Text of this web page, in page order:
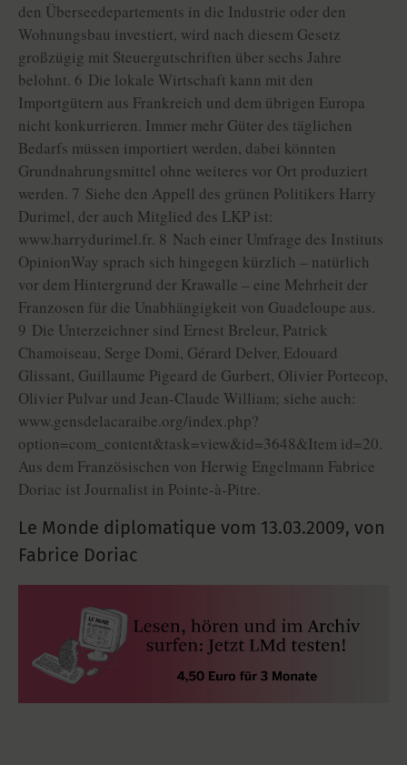
den Überseedepartements in die Industrie oder den
Wohnungsbau investiert, wird nach diesem Gesetz
großzügig mit Steuergutschriften über sechs Jahre
belohnt. 6 Die lokale Wirtschaft kann mit den
Importgütern aus Frankreich und dem übrigen Europa
nicht konkurrieren. Immer mehr Güter des täglichen
Bedarfs müssen importiert werden, dabei könnten
Grundnahrungsmittel ohne weiteres vor Ort produziert
werden. 7 Siehe den Appell des grünen Politikers Harry
Durimel, der auch Mitglied des LKP ist:
www.harrydurimel.fr. 8 Nach einer Umfrage des Instituts
OpinionWay sprach sich hingegen kürzlich – natürlich
vor dem Hintergrund der Krawalle – eine Mehrheit der
Franzosen für die Unabhängigkeit von Guadeloupe aus.
9 Die Unterzeichner sind Ernest Breleur, Patrick
Chamoiseau, Serge Domi, Gérard Delver, Edouard
Glissant, Guillaume Pigeard de Gurbert, Olivier Portecop,
Olivier Pulvar und Jean-Claude William; siehe auch:
www.gensdelacaraibe.org/index.php?
option=com_content&task=view&id=3648&Item id=20.
Aus dem Französischen von Herwig Engelmann Fabrice
Doriac ist Journalist in Pointe-à-Pitre.
Le Monde diplomatique vom 13.03.2009, von
Fabrice Doriac